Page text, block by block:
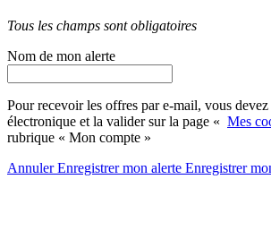
Tous les champs sont obligatoires
Nom de mon alerte
Pour recevoir les offres par e-mail, vous devez
électronique et la valider sur la page « Mes
rubrique « Mon compte »
AnnulerEnregistrer mon alerte Enregistrer